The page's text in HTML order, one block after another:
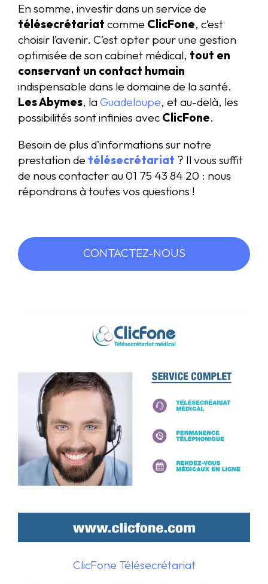
En somme, investir dans un service de
télésecrétariat comme ClicFone, c’est
choisir l’avenir. C’est opter pour une gestion
optimisée de son cabinet médical, tout en
conservant un contact humain
indispensable dans le domaine de la santé.
Les Abymes, laGuadeloupe, et au-delà, les
possibilités sont infinies avec ClicFone.
Besoin de plus d’informations sur notre
prestation de télésecrétariat ? Il vous suffit
de nous contacter au 01 75 43 84 20 : nous
répondrons à toutes vos questions !
CONTACTEZ-NOUS
ClicFone Télésecrétariat